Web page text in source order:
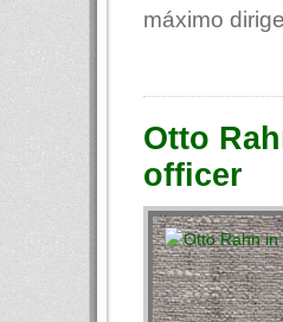
máximo
Otto
officer